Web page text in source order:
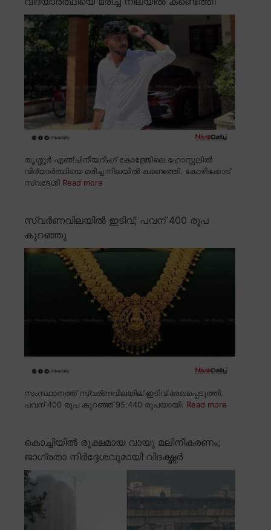
തൃശ്ശൂർ എഞ്ചിനീയറിംഗ് കോളേജിലെ ഹോസ്റ്റലിൽ
വിദ്യാർത്ഥിയെ മരിച്ച നിലയിൽ കണ്ടെത്തി. കോഴിക്കോട്
സ്വദേശി Read more
സ്വർണവിലയിൽ ഇടിവ്; പവന് 400 രൂപ
കുറഞ്ഞു
സംസ്ഥാനത്ത് സ്വര്ണവിലയില് ഇടിവ് രേഖപ്പെടുത്തി.
പവന് 400 രൂപ കുറഞ്ഞ് 95,440 രൂപയായി. Read more
കൊച്ചിയിൽ രൂക്ഷമായ വായു മലിനീകരണം;
ജാഗ്രതാ നിർദ്ദേശവുമായി വിദഗ്ദ്ധർ